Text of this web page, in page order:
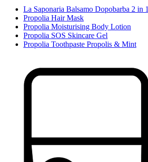
La Saponaria Balsamo Dopobarba 2 in 1
Propolia Hair Mask
Propolia Moisturising Body Lotion
Propolia SOS Skincare Gel
Propolia Toothpaste Propolis & Mint